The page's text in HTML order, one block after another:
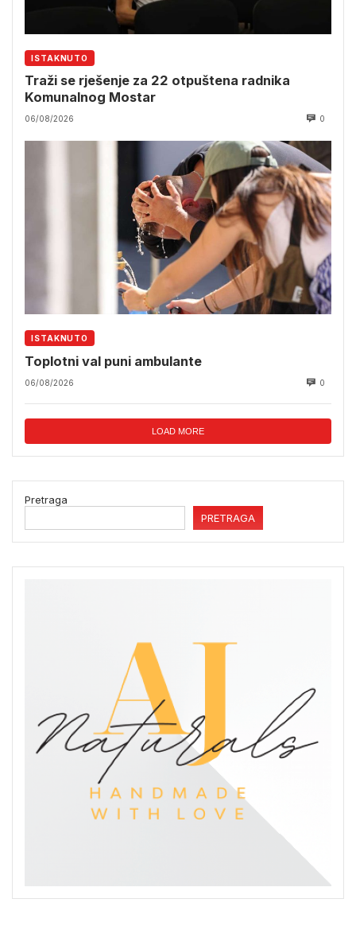
ISTAKNUTO
Traži se rješenje za 22 otpuštena radnika
Komunalnog Mostar
06/08/2026 0
ISTAKNUTO
Toplotni val puni ambulante
06/08/2026 0
LOAD MORE
Pretraga
PRETRAGA